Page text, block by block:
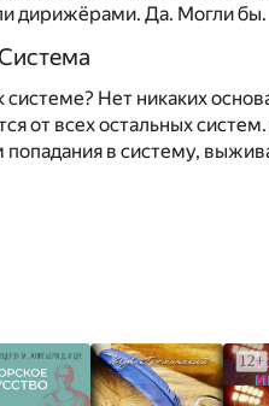
дирижёрами. Да. Могли бы.
Нет никаких
от всех остальных
в систему,